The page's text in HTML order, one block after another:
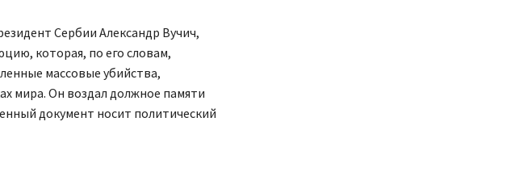
Сербии Александр Вучич,
которая, по его словам,
массовые убийства,
мира. Он воздал должное памяти
документ носит политический